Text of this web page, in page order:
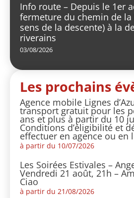
Info route – Depuis le 1er
fermeture du chemin de la
sens de la descente) à la
riverains
03/08/2026
Les prochains
Agence mobile Lignes
transport gratuit pour les
ans et plus à partir du 10
Conditions d’éligibilité et
effectuer en agence ou en
à partir du 10/07/2026
Les Soirées Estivales –
Vendredi 21 août, 21h –
Ciao
à partir du 21/08/2026